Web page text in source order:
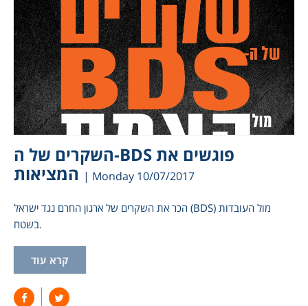
השקרים של ה-BDS פוגשים את
המציאות | Monday 10/07/2017
הכר את השקרים של ארגון החרם נגד ישראל (BDS) מול העובדות
בשטח.
קרא עוד